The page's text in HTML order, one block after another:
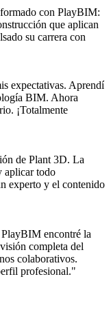
con PlayBIM:
que aplican
su carrera con
expectativas. Aprendí
BIM. Ahora
¡Totalmente
de Plant 3D. La
aplicar todo
experto y el contenido
encontré la
completa del
colaborativos.
profesional."